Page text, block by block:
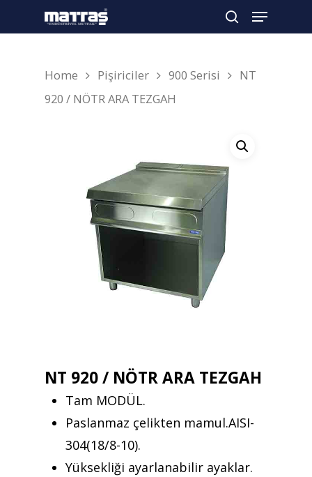
Arama yapmak için enter'a basın
Home Pişiriciler 900 Serisi
NT
920 / NÖTR ARA TEZGAH
NT 920 / NÖTR ARA TEZGAH
Tam MODÜL.
Paslanmaz çelikten mamul.AISI-
304(18/8-10).
Yüksekliği ayarlanabilir ayaklar.